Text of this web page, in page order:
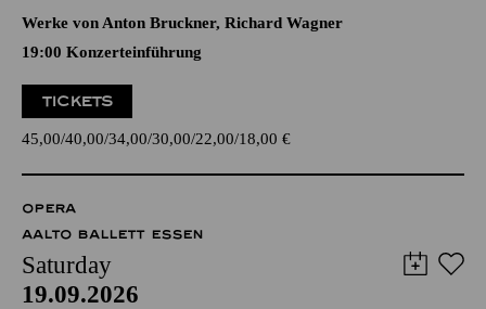
Werke von Anton Bruckner, Richard Wagner
19:00 Konzerteinführung
TICKETS
45,00 40,00 34,00 30,00 22,00 18,00 €
OPERA
AALTO BALLETT ESSEN
Saturday
19.09.2026